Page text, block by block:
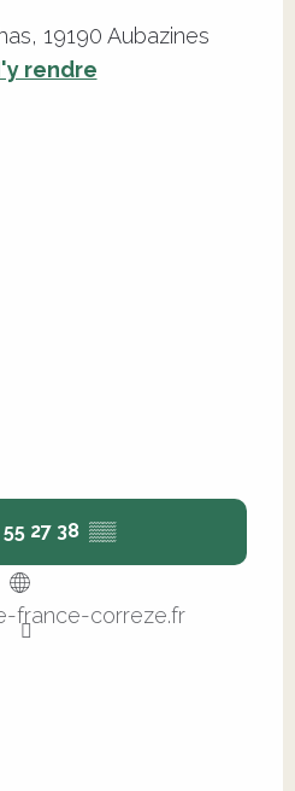
19190 Aubazines
rendre
55 27 38 ▒▒
france-correze.fr